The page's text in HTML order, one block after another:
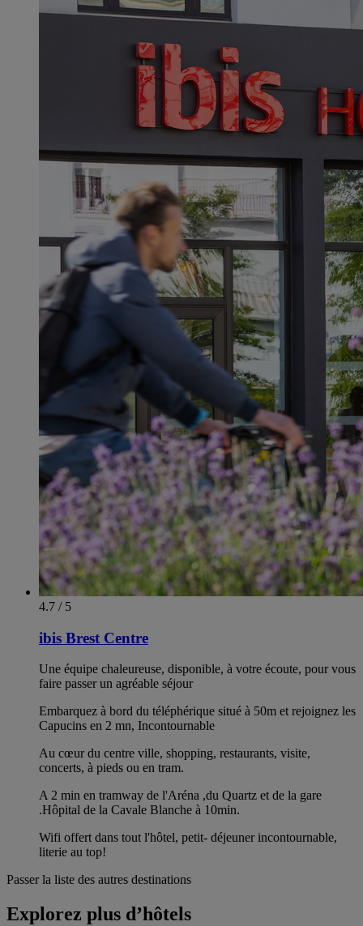
4.7 / 5
ibis Brest Centre
Une équipe chaleureuse, disponible, à votre écoute, pour vous
faire passer un agréable séjour
Embarquez à bord du téléphérique situé à 50m et rejoignez les
Capucins en 2 mn, Incontournable
Au cœur du centre ville, shopping, restaurants, visite,
concerts, à pieds ou en tram.
A 2 min en tramway de l'Aréna ,du Quartz et de la gare
.Hôpital de la Cavale Blanche à 10min.
Wifi offert dans tout l'hôtel, petit- déjeuner incontournable,
literie au top!
Passer la liste des autres destinations
Explorez plus d’hôtels